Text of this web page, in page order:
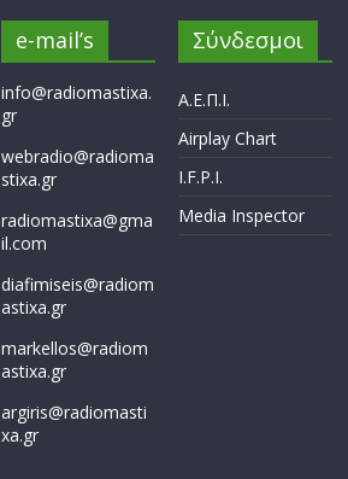
e-mail’s
info@radiomastixa.
gr
webradio@radioma
stixa.gr
radiomastixa@gma
il.com
diafimiseis@radiom
astixa.gr
markellos@radiom
astixa.gr
argiris@radiomasti
xa.gr
Σύνδεσμοι
Α.Ε.Π.Ι.
Airplay Chart
I.F.P.I.
Media Inspector